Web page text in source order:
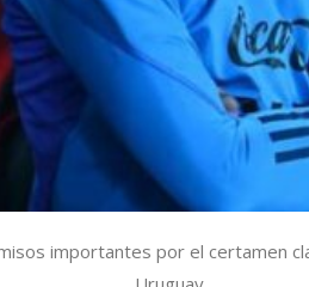
importantes por el certamen